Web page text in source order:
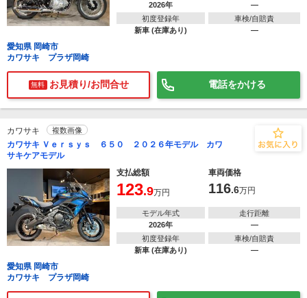
2026年
―
初度登録年
新車 (在庫あり)
車検/自賠責
―
愛知県 岡崎市
カワサキ プラザ岡崎
無料 お見積り/お問合せ 電話をかける
カワサキ 複数画像
カワサキ Ｖｅｒｓｙｓ ６５０ ２０２６年モデル カワ
サキケアモデル
支払総額
車両価格
123.9万円 116.6万円
モデル年式
2026年
走行距離
―
初度登録年
新車 (在庫あり)
車検/自賠責
―
愛知県 岡崎市
カワサキ プラザ岡崎